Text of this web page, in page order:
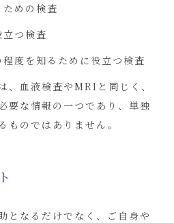
めの検査
つ検査
度を知るために役立つ検査
、血液検査やMRIと同じく、
要な情報の一つであり、単独
ものではありません。
となるだけでなく、ご自身や